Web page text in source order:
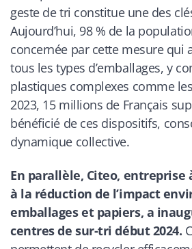
geste de tri constitue une des
Aujourd’hui, 98 % de la
concernée par cette mesure qui
tous les types d’emballages, y
plastiques complexes comme
2023, 15 millions de Français
bénéficié de ces dispositifs,
dynamique collective.
En parallèle, Citeo, entreprise
à la réduction de l’impact
emballages et papiers, a
centres de sur-tri début 2024.